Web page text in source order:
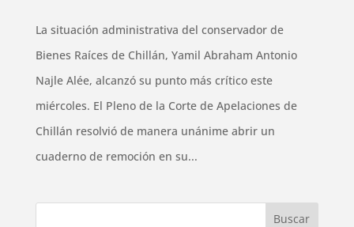
La situación administrativa del conservador de
Bienes Raíces de Chillán, Yamil Abraham Antonio
Najle Alée, alcanzó su punto más crítico este
miércoles. El Pleno de la Corte de Apelaciones de
Chillán resolvió de manera unánime abrir un
cuaderno de remoción en su...